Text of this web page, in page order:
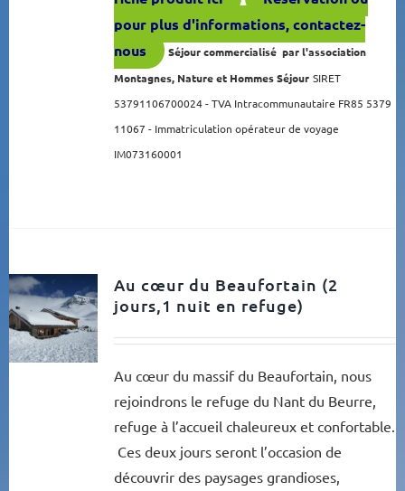
pour plus d'informations, contactez-
nous
Séjour commercialisé par l'association
Montagnes, Nature et Hommes Séjour SIRET
53791106700024 - TVA Intracommunautaire FR85 5379
11067 - Immatriculation opérateur de voyage
IM073160001
Au cœur du Beaufortain (2
jours,1 nuit en refuge)
Au cœur du massif du Beaufortain, nous
rejoindrons le refuge du Nant du Beurre,
refuge à l’accueil chaleureux et confortable.
Ces deux jours seront l’occasion de
découvrir des paysages grandioses,